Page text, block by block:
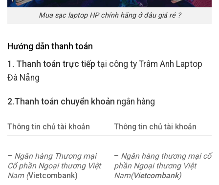
Mua sạc laptop HP chính hãng ở đâu giá rẻ ?
Hướng dẫn thanh toán
1. Thanh toán trực tiếp tại công ty Trâm Anh Laptop
Đà Nẵng
2.Thanh toán chuyển khoản ngân hàng
Thông tin chủ tài khoản Thông tin chủ tài khoản
– Ngân hàng Thương mại
Cổ phần Ngoại thương Việt
Nam (Vietcombank)
– Ngân hàng thương mại cổ
phần Ngoại thương Việt
Nam(Vietcombank)